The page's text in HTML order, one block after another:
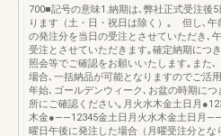
700■記号の意味1.納期は､弊社正式受注後
ります（土・日・祝日は除く）｡ 但し､午
の発注分を当日の受注とさせていただき､
受注とさせていただきます｡確定納期につ
照会等でご確認をお願いいたします｡また
場合､一括納品が可能となりますのでご活
年始､ゴールデンウィーク､お盆の時期に
所にご確認ください｡月火水木金土日月
木金●——12345金土日月火水木金土日月
曜日午後に発注した場合（月曜受注分とな